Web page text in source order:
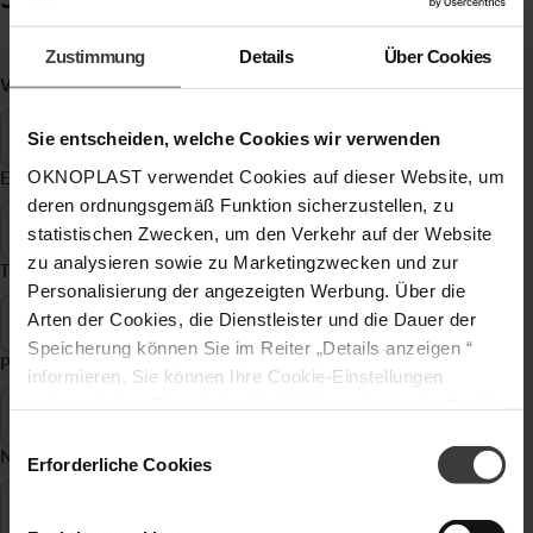
Zustimmung Details Über Cookies
Sie entscheiden, welche Cookies wir verwenden
OKNOPLAST verwendet Cookies auf dieser Website, um
deren ordnungsgemäß Funktion sicherzustellen, zu
statistischen Zwecken, um den Verkehr auf der Website
zu analysieren sowie zu Marketingzwecken und zur
Personalisierung der angezeigten Werbung. Über die
Arten der Cookies, die Dienstleister und die Dauer der
Speicherung können Sie im Reiter „Details anzeigen “
informieren. Sie können Ihre Cookie-Einstellungen
personenbezogenen Daten ist die Gesellschaft Oknoplast
sp. z o.o. Weitere Informationen über personenbezogene
Erforderliche Cookies
Vorname, Name*
E-Mail Adresse*
Telefon*
Postleitzahl
Nachricht*